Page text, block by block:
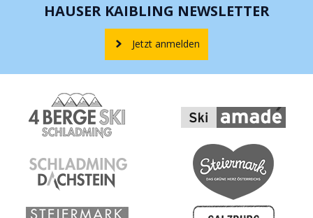
HAUSER KAIBLING NEWSLETTER
Jetzt anmelden